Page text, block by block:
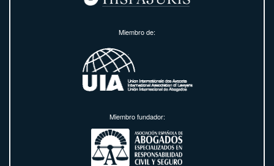
Miembro de:
Miembro fundador: